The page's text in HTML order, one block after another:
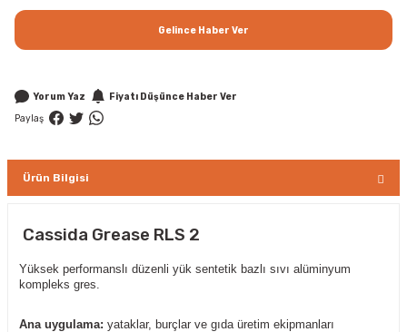
Gelince Haber Ver
Yorum Yaz
Fiyatı Düşünce Haber Ver
Paylaş
Ürün Bilgisi
Cassida Grease RLS 2
Yüksek performanslı düzenli yük sentetik bazlı sıvı alüminyum
kompleks gres.
Ana uygulama: yataklar, burçlar ve gıda üretim ekipmanları